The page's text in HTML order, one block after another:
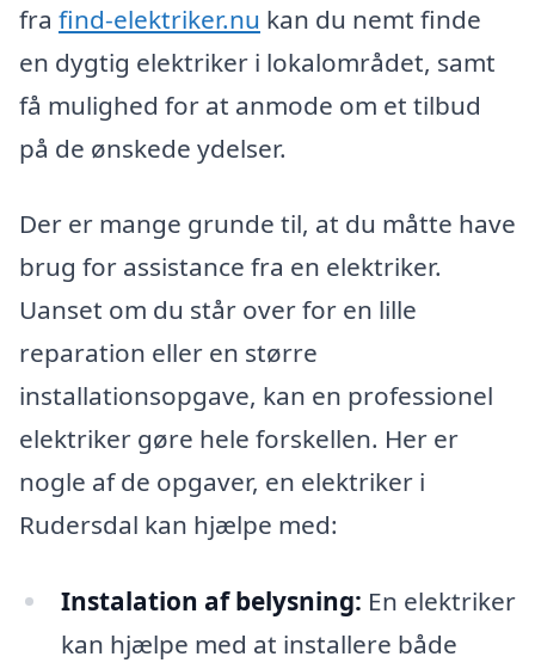
fra find-elektriker.nu kan du nemt finde
en dygtig elektriker i lokalområdet, samt
få mulighed for at anmode om et tilbud
på de ønskede ydelser.
Der er mange grunde til, at du måtte have
brug for assistance fra en elektriker.
Uanset om du står over for en lille
reparation eller en større
installationsopgave, kan en professionel
elektriker gøre hele forskellen. Her er
nogle af de opgaver, en elektriker i
Rudersdal kan hjælpe med:
Instalation af belysning: En elektriker
kan hjælpe med at installere både